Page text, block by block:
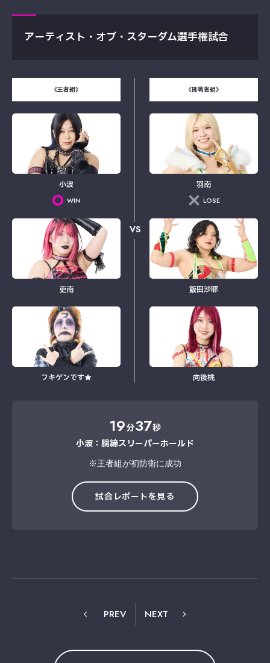
アーティスト・オブ・スターダム選手権試合
《王者組》
小波
WIN
吏南
フキゲンです★
VS
《挑戦者組》
羽南
LOSE
飯田沙耶
向後桃
19分37秒
小波：胴締スリーパーホールド
※王者組が初防衛に成功
試合レポートを見る
PREV NEXT